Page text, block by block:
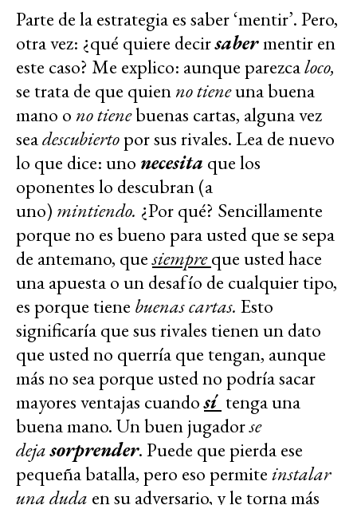
Parte de la estrategia es saber ‘mentir’. Pero,
otra vez: ¿qué quiere decirsabermentir en
este caso? Me explico: aunque parezcaloco,
se trata de que quienno tieneuna buena
mano o no tienebuenas cartas, alguna vez
seadescubiertopor sus rivales. Lea de nuevo
lo que dice: uno necesita que los
oponentes lo descubran (a
uno) mintiendo. ¿Por qué? Sencillamente
porque no es bueno para usted que se sepa
de antemano, quesiempreque usted hace
una apuesta o un desafío de cualquier tipo,
es porque tiene buenas cartas. Esto
significaría que sus rivales tienen un dato
que usted no querría que tengan, aunque
más no sea porque usted no podría sacar
mayores ventajas cuandosí tenga una
buena mano. Un buen jugadorse
dejasorprender. Puede que pierda ese
pequeña batalla, pero eso permiteinstalar
una duda en su adversario, y le torna más